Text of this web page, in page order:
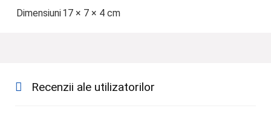
Dimensiuni17 × 7 × 4 cm
Recenzii ale utilizatorilor